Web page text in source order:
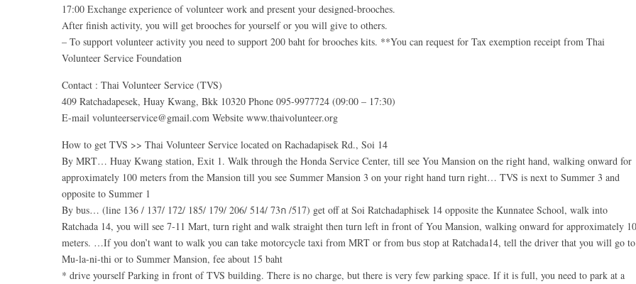
17:00 Exchange experience of volunteer work and present your designed-brooches.
After finish activity, you will get brooches for yourself or you will give to others.
– To support volunteer activity you need to support 200 baht for brooches kits. **You can request for Tax exemption receipt from Thai
Volunteer Service Foundation
Contact : Thai Volunteer Service (TVS)
409 Ratchadapesek, Huay Kwang, Bkk 10320 Phone 095-9977724 (09:00 – 17:30)
E-mail volunteerservice@gmail.com Website www.thaivolunteer.org
How to get TVS >> Thai Volunteer Service located on Rachadapisek Rd., Soi 14
By MRT… Huay Kwang station, Exit 1. Walk through the Honda Service Center, till see You Mansion on the right hand, walking onward for
approximately 100 meters from the Mansion till you see Summer Mansion 3 on your right hand turn right… TVS is next to Summer 3 and
opposite to Summer 1
By bus… (line 136 / 137/ 172/ 185/ 179/ 206/ 514/ 73ก /517) get off at Soi Ratchadaphisek 14 opposite the Kunnatee School, walk into
Ratchada 14, you will see 7-11 Mart, turn right and walk straight then turn left in front of You Mansion, walking onward for approximately
meters. …If you don’t want to walk you can take motorcycle taxi from MRT or from bus stop at Ratchada14, tell the driver that you will go to
Mu-la-ni-thi or to Summer Mansion, fee about 15 baht
* drive yourself Parking in front of TVS building. There is no charge, but there is very few parking space. If it is full, you need to park at a